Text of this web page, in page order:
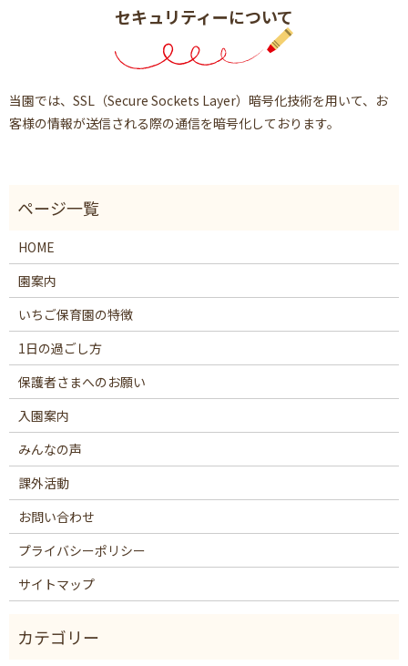
セキュリティーについて
当園では、SSL（Secure Sockets Layer）暗号化技術を用いて、お
客様の情報が送信される際の通信を暗号化しております。
HOME
園案内
いちご保育園の特徴
1日の過ごし方
保護者さまへのお願い
入園案内
みんなの声
課外活動
お問い合わせ
プライバシーポリシー
サイトマップ